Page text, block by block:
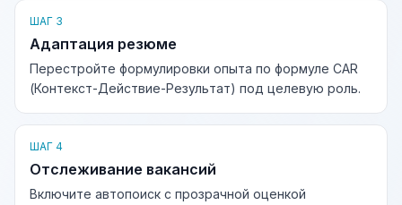
ШАГ 3
Адаптация резюме
Перестройте формулировки опыта по формуле CAR
(Контекст-Действие-Результат) под целевую роль.
ШАГ 4
Отслеживание вакансий
Включите автопоиск с прозрачной оценкой